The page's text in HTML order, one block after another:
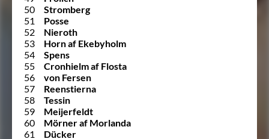
50
Stromberg
51
Posse
52
Nieroth
53
Horn af Ekebyholm
54
Spens
55
Cronhielm af Flosta
56
von Fersen
57
Reenstierna
58
Tessin
59
Meijerfeldt
60
Mörner af Morlanda
61
Dücker